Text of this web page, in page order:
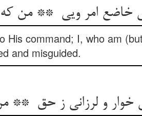
His command; I, who am
and misguided.